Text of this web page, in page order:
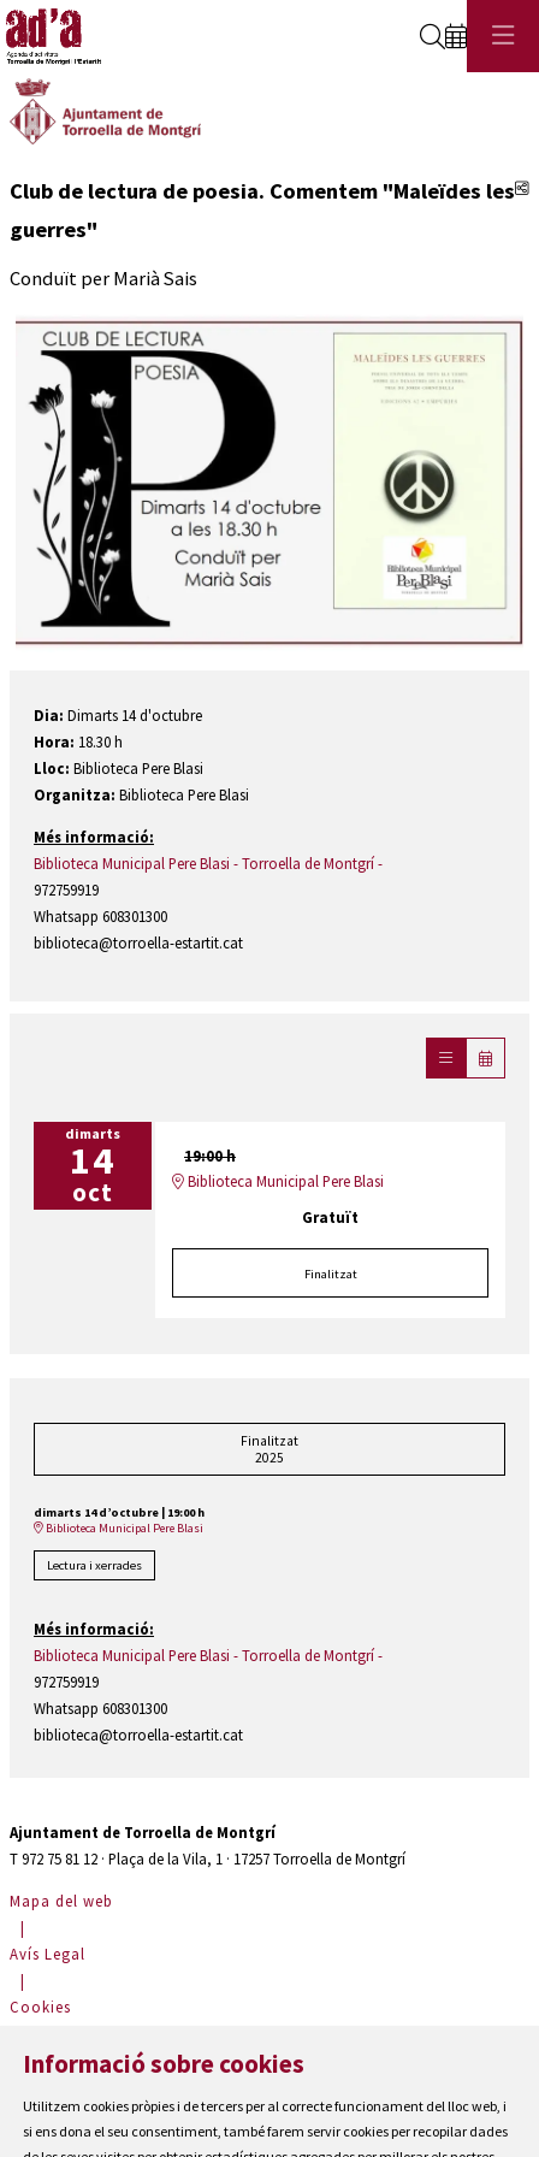
Cerca
Club de lectura de poesia. Comentem "Maleïdes les
guerres"
Conduït per Marià Sais
Dia: Dimarts 14 d'octubre
Hora: 18.30 h
Lloc: Biblioteca Pere Blasi
Organitza: Biblioteca Pere Blasi
Més informació:
Biblioteca Municipal Pere Blasi - Torroella de Montgrí -
972759919
Whatsapp 608301300
biblioteca@torroella-estartit.cat
dimarts
14
oct
19:00 h
Biblioteca Municipal Pere Blasi
Gratuït
Finalitzat
Finalitzat
2025
dimarts 14 d’octubre | 19:00 h
Biblioteca Municipal Pere Blasi
Lectura i xerrades
Més informació:
Biblioteca Municipal Pere Blasi - Torroella de Montgrí -
972759919
Whatsapp 608301300
biblioteca@torroella-estartit.cat
Ajuntament de Torroella de Montgrí
T 972 75 81 12 · Plaça de la Vila, 1 · 17257 Torroella de Montgrí
Mapa del web
|
Avís Legal
|
Cookies
Contactar
Accessibilitat
Informació sobre cookies
Utilitzem cookies pròpies i de tercers per al correcte funcionament del lloc web, i
si ens dona el seu consentiment, també farem servir cookies per recopilar dades